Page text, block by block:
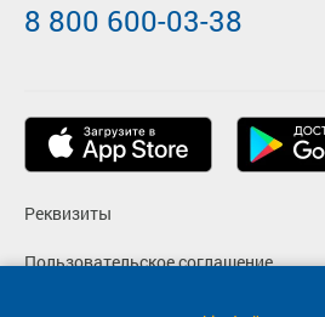
Реквизиты
Пользовательское соглашение
Политика конфиденциальности
8 800 600-03-38